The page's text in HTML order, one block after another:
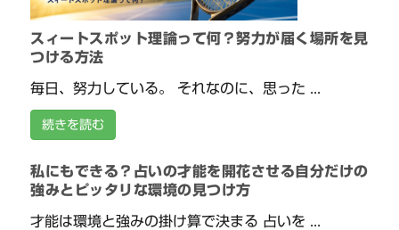
スィートスポット理論って何？努力が届く場所を見
つける方法
毎日、努力している。 それなのに、思った ...
続きを読む
私にもできる？占いの才能を開花させる自分だけの
強みとピッタリな環境の見つけ方
才能は環境と強みの掛け算で決まる 占いを ...